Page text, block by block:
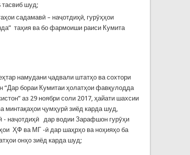
тасвиб шуд;
садамавӣ – наҷотдиҳӣ, гурӯҳҳои
таҳия ва бо фармоиши раиси Кумита
намудани ҷадвали штатҳо ва сохтори
“Дар бораи Кумитаи ҳолатҳои фавқулодда
аз 29 ноябри соли 2017, ҳайати шахсии
минтақаҳои ҷумҳурӣ зиёд карда шуд,
- наҷотдиҳӣ дар водии Зарафшон гурӯҳи
ҲФ ва МГ -ӣ дар шаҳрҳо ва ноҳияҳо ба
онҳо зиёд карда шуд;